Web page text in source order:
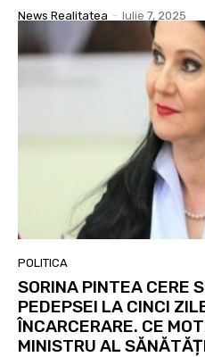
News Realitatea - Iulie 7, 2025
POLITICA
SORINA PINTEA CERE
PEDEPSEI LA CINCI
ÎNCARCERARE. CE
MINISTRU AL